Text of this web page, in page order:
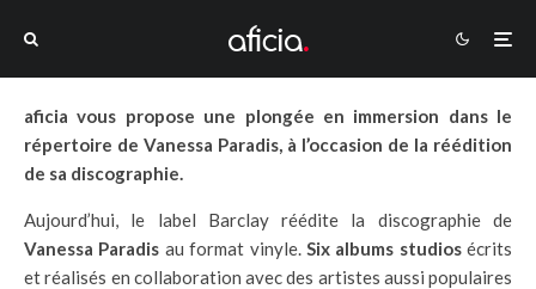
aficia vous propose une plongée en immersion dans le
répertoire de Vanessa Paradis, à l’occasion de la réédition
de sa discographie.
Aujourd’hui, le label Barclay réédite la discographie de
Vanessa Paradis au format vinyle. Six albums studiosécrits
et réalisés en collaboration avec des artistes aussi populaires